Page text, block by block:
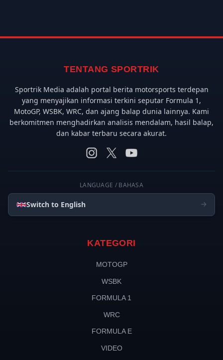
TENTANG SPORTRIK
Sportrik Media adalah portal berita motorsports terdepan
yang menyajikan informasi terkini seputar Formula 1,
MotoGP, WSBK, WRC, dan ajang balap dunia lainnya. Kami
berkomitmen menghadirkan analisis mendalam, hasil balap,
dan kabar terbaru secara akurat.
LANGUAGE / BAHASA
Switch to English
KATEGORI
MOTOGP
WSBK
FORMULA 1
WRC
FORMULA E
VIDEO